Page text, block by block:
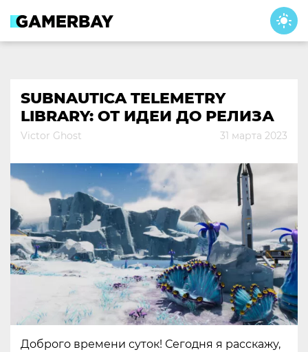
content
SUBNAUTICA TELEMETRY
LIBRARY: ОТ ИДЕИ ДО РЕЛИЗА
Victor Ghost 31 марта 2023
Доброго времени суток! Сегодня я расскажу,